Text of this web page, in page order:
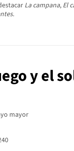
La campana, El
.
y el
mayor